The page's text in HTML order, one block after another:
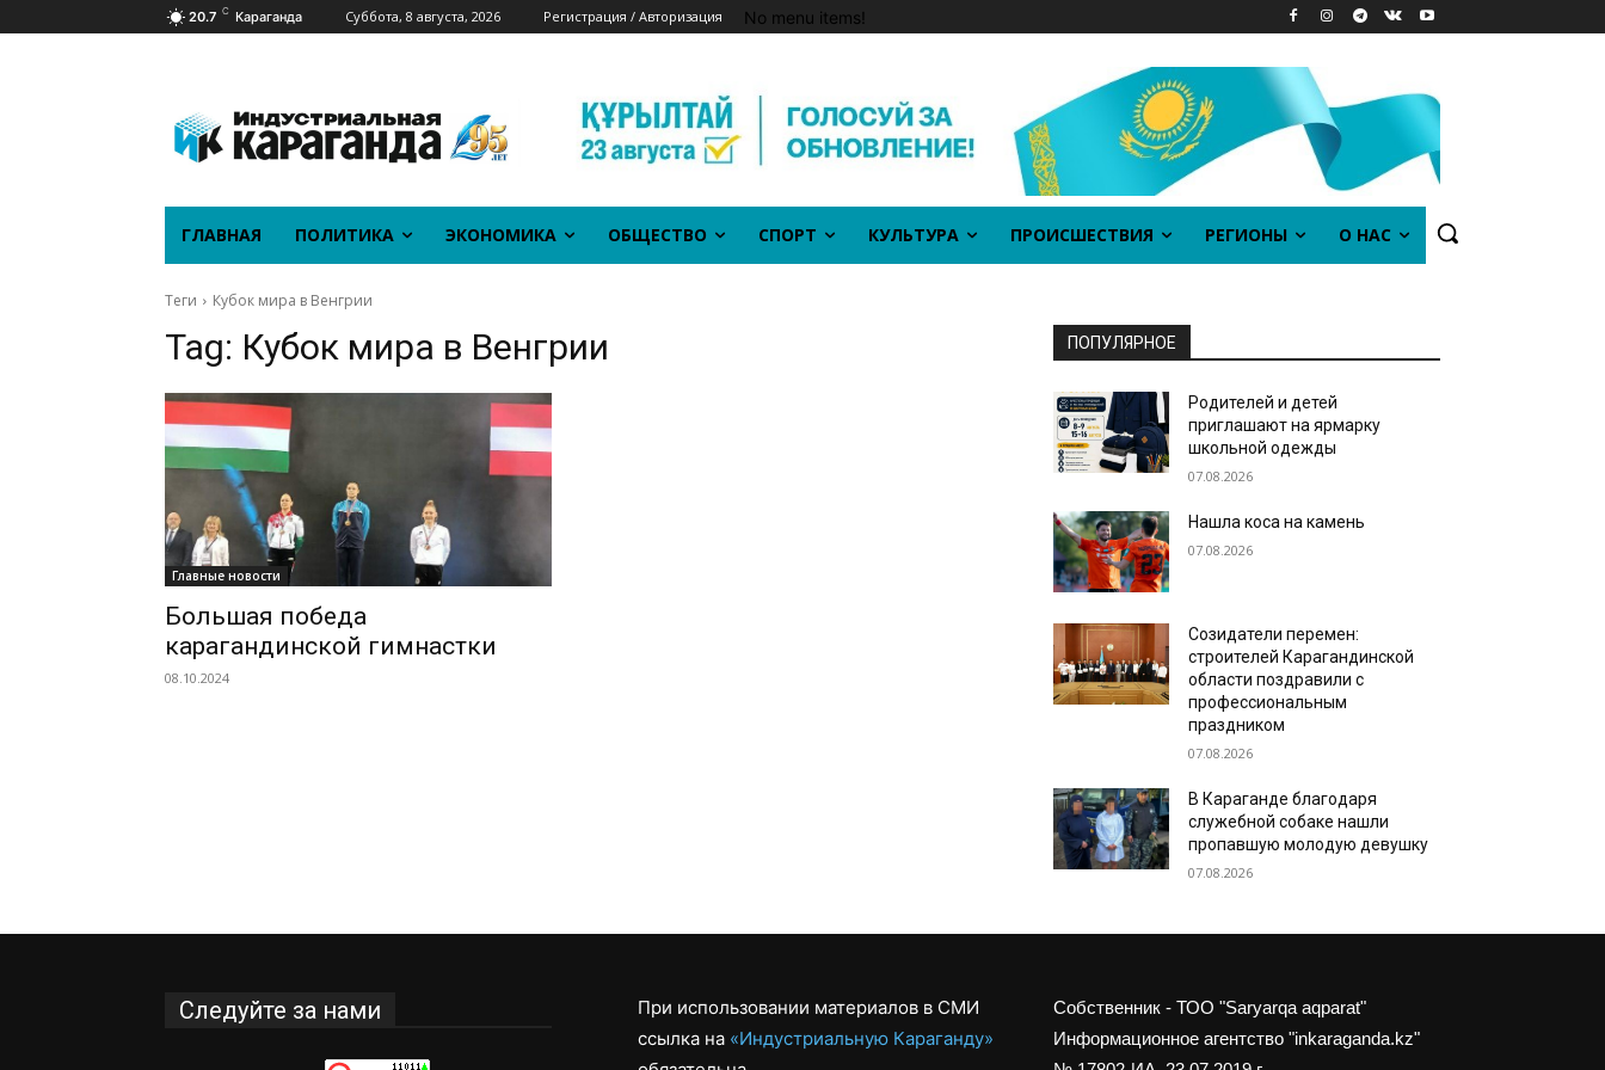
20.7 C Караганда Суббота, 8 августа, 2026 Регистрация / Авторизация No menu items!
ГЛАВНАЯ ПОЛИТИКА ЭКОНОМИКА ОБЩЕСТВО СПОРТ КУЛЬТУРА ПРОИСШЕСТВИЯ РЕГИОНЫ О НАС
Теги Кубок мира в Венгрии
Tag: Кубок мира в Венгрии
Главные новости
Большая победа
карагандинской гимнастки
08.10.2024
ПОПУЛЯРНОЕ
Родителей и детей
приглашают на ярмарку
школьной одежды
07.08.2026
Нашла коса на камень
07.08.2026
Созидатели перемен:
строителей Карагандинской
области поздравили с
профессиональным
праздником
07.08.2026
В Караганде благодаря
служебной собаке нашли
пропавшую молодую девушку
07.08.2026
Следуйте за нами
При использовании материалов в СМИ
ссылка на «Индустриальную Караганду»
Собственник - ТОО "Saryarqa aqparat"
Информационное агентство "inkaraganda.kz"